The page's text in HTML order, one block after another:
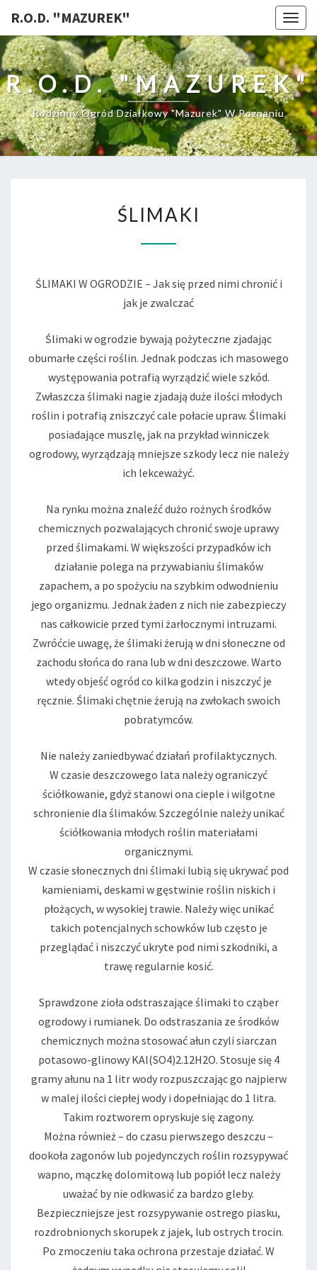
R.O.D. "MAZUREK"
R.O.D. "MAZUREK"
Rodzinny Ogród Działkowy "Mazurek" W Poznaniu
ŚLIMAKI
ŚLIMAKI W OGRODZIE – Jak się przed nimi chronić i
jak je zwalczać
Ślimaki w ogrodzie bywają pożyteczne zjadając
obumarłe części roślin. Jednak podczas ich masowego
występowania potrafią wyrządzić wiele szkód.
Zwłaszcza ślimaki nagie zjadają duże ilości młodych
roślin i potrafią zniszczyć cale połacie upraw. Ślimaki
posiadające muszlę, jak na przykład winniczek
ogrodowy, wyrządzają mniejsze szkody lecz nie należy
ich lekceważyć.
Na rynku można znaleźć dużo rożnych środków
chemicznych pozwalających chronić swoje uprawy
przed ślimakami. W większości przypadków ich
działanie polega na przywabianiu ślimaków
zapachem, a po spożyciu na szybkim odwodnieniu
jego organizmu. Jednak żaden z nich nie zabezpieczy
nas całkowicie przed tymi żarłocznymi intruzami.
Zwróćcie uwagę, że ślimaki żerują w dni słoneczne od
zachodu słońca do rana lub w dni deszczowe. Warto
wtedy objeść ogród co kilka godzin i niszczyć je
ręcznie. Ślimaki chętnie żerują na zwłokach swoich
pobratymców.
Nie należy zaniedbywać działań profilaktycznych.
W czasie deszczowego lata należy ograniczyć
ściółkowanie, gdyż stanowi ona cieple i wilgotne
schronienie dla ślimaków. Szczególnie należy unikać
ściółkowania młodych roślin materiałami
organicznymi.
W czasie słonecznych dni ślimaki lubią się ukrywać pod
kamieniami, deskami w gęstwinie roślin niskich i
płożących, w wysokiej trawie. Należy więc unikać
takich potencjalnych schowków lub często je
przeglądać i niszczyć ukryte pod nimi szkodniki, a
trawę regularnie kosić.
Sprawdzone zioła odstraszające ślimaki to cząber
ogrodowy i rumianek. Do odstraszania ze środków
chemicznych można stosować ałun czyli siarczan
potasowo-glinowy KAl(SO4)2.12H2O. Stosuje się 4
gramy ałunu na 1 litr wody rozpuszczając go najpierw
w malej ilości ciepłej wody i dopełniając do 1 litra.
Takim roztworem opryskuje się zagony.
Można również – do czasu pierwszego deszczu –
dookoła zagonów lub pojedynczych roślin rozsypywać
wapno, mączkę dolomitową lub popiół lecz należy
uważać by nie odkwasić za bardzo gleby.
Bezpieczniejsze jest rozsypywanie ostrego piasku,
rozdrobnionych skorupek z jajek, lub ostrych trocin.
Po zmoczeniu taka ochrona przestaje działać. W